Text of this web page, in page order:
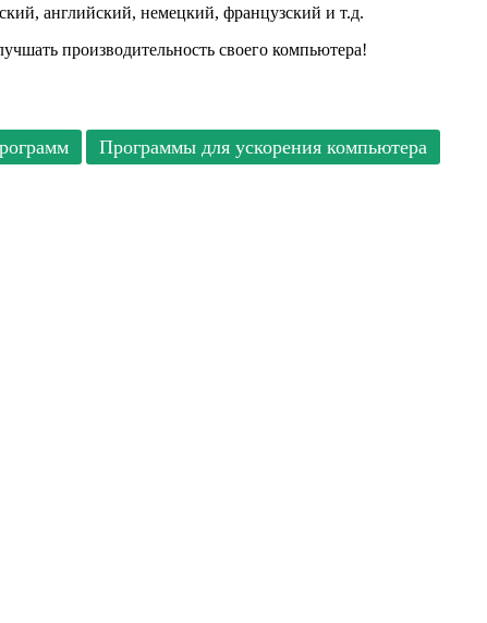
английский, немецкий, французский и т.д.
производительность своего компьютера!
Программы для ускорения компьютера